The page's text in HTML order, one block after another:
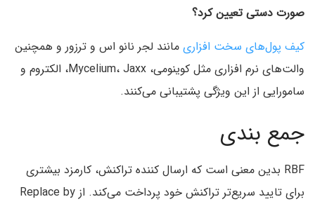
صورت دستی تعیین کرد؟
کیف پول‌های سخت افزاری مانند لجر نانو اس و ترزور و همچنین
والت‌های نرم افزاری مثل کوینومی، Mycelium، Jaxx، الکتروم و
سامورایی از این ویژگی پشتیبانی می‌کنند.
جمع بندی
RBF بدین معنی است که ارسال کننده تراکنش، کارمزد بیشتری
برای تایید سریع‌تر تراکنش خود پرداخت می‌کند. از Replace by